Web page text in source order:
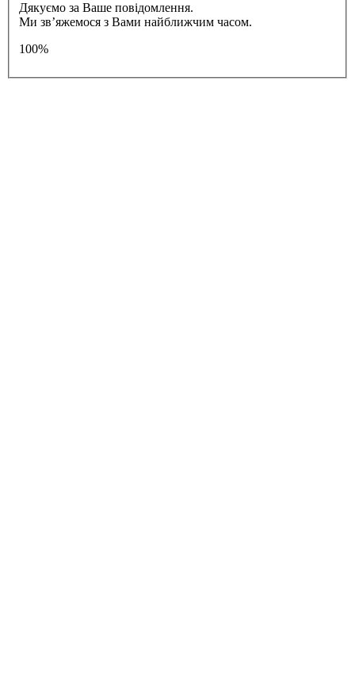
Дякуємо за Ваше повідомлення.
Ми зв’яжемося з Вами найближчим часом.
100%